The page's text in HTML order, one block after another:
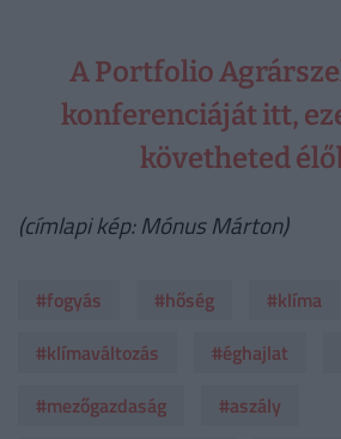
A Portfolio
konferenciáját itt,
követheted
(címlapi kép: Mónus Márton)
#fogyás #hőség #klíma
#klímaváltozás
#éghajlat
#mezőgazdaság
#aszály